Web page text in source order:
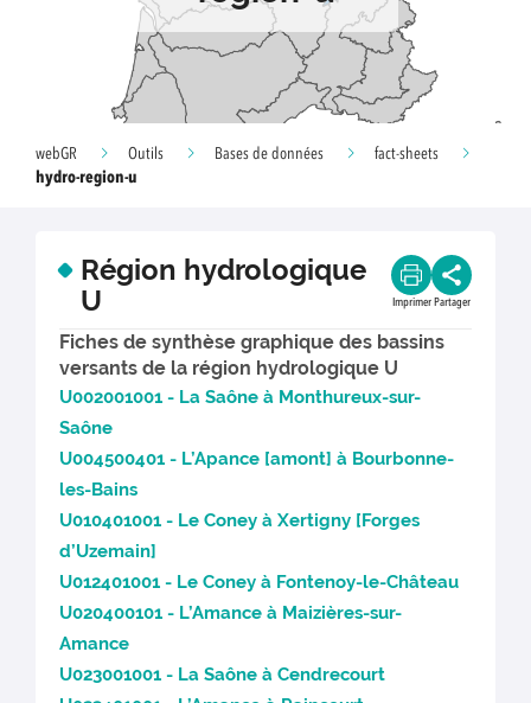
webGR Outils Bases de données
fact-sheets
hydro-region-u
Région hydrologique
U
Imprimer Partager
Fiches de synthèse graphique des bassins
versants de la région hydrologique U
U002001001 - La Saône à Monthureux-sur-
Saône
U004500401 - L’Apance [amont] à Bourbonne-
les-Bains
U010401001 - Le Coney à Xertigny [Forges
d’Uzemain]
U012401001 - Le Coney à Fontenoy-le-Château
U020400101 - L’Amance à Maizières-sur-
Amance
U023001001 - La Saône à Cendrecourt